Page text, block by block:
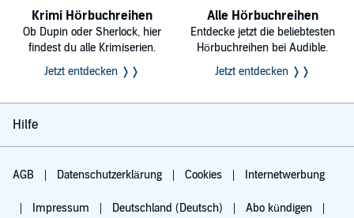
Krimi Hörbuchreihen
Ob Dupin oder Sherlock, hier
findest du alle Krimiserien.
Jetzt entdecken ❭❭
Alle Hörbuchreihen
Entdecke jetzt die beliebtesten
Hörbuchreihen bei Audible.
Jetzt entdecken ❭❭
Hilfe
AGB Datenschutzerklärung Cookies Internetwerbung
Impressum Deutschland (Deutsch) Abo kündigen